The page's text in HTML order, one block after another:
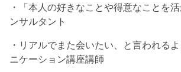
・「本人の好きなことや得意なことを
ンサルタント
・リアルでまた会いたい、と言われる
ニケーション講座講師